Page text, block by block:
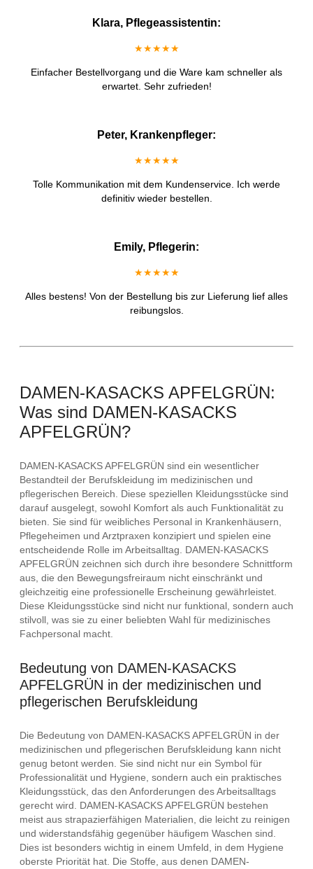
Klara, Pflegeassistentin:
★★★★★
Einfacher Bestellvorgang und die Ware kam schneller als
erwartet. Sehr zufrieden!
Peter, Krankenpfleger:
★★★★★
Tolle Kommunikation mit dem Kundenservice. Ich werde
definitiv wieder bestellen.
Emily, Pflegerin:
★★★★★
Alles bestens! Von der Bestellung bis zur Lieferung lief alles
reibungslos.
DAMEN-KASACKS APFELGRÜN:
Was sind DAMEN-KASACKS
APFELGRÜN?
DAMEN-KASACKS APFELGRÜN sind ein wesentlicher
Bestandteil der Berufskleidung im medizinischen und
pflegerischen Bereich. Diese speziellen Kleidungsstücke sind
darauf ausgelegt, sowohl Komfort als auch Funktionalität zu
bieten. Sie sind für weibliches Personal in Krankenhäusern,
Pflegeheimen und Arztpraxen konzipiert und spielen eine
entscheidende Rolle im Arbeitsalltag. DAMEN-KASACKS
APFELGRÜN zeichnen sich durch ihre besondere Schnittform
aus, die den Bewegungsfreiraum nicht einschränkt und
gleichzeitig eine professionelle Erscheinung gewährleistet.
Diese Kleidungsstücke sind nicht nur funktional, sondern auch
stilvoll, was sie zu einer beliebten Wahl für medizinisches
Fachpersonal macht.
Bedeutung von DAMEN-KASACKS
APFELGRÜN in der medizinischen und
pflegerischen Berufskleidung
Die Bedeutung von DAMEN-KASACKS APFELGRÜN in der
medizinischen und pflegerischen Berufskleidung kann nicht
genug betont werden. Sie sind nicht nur ein Symbol für
Professionalität und Hygiene, sondern auch ein praktisches
Kleidungsstück, das den Anforderungen des Arbeitsalltags
gerecht wird. DAMEN-KASACKS APFELGRÜN bestehen
meist aus strapazierfähigen Materialien, die leicht zu reinigen
und widerstandsfähig gegenüber häufigem Waschen sind.
Dies ist besonders wichtig in einem Umfeld, in dem Hygiene
oberste Priorität hat. Die Stoffe, aus denen DAMEN-